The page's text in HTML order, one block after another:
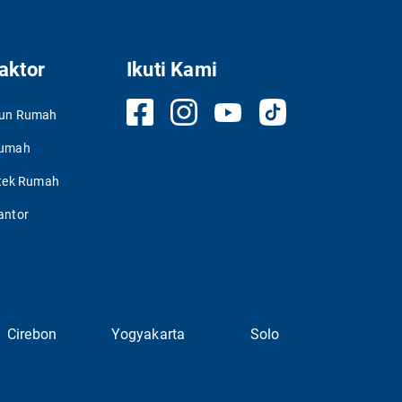
Rumah
Rumah
Ikuti Kami
Cirebon Yogyakarta Solo